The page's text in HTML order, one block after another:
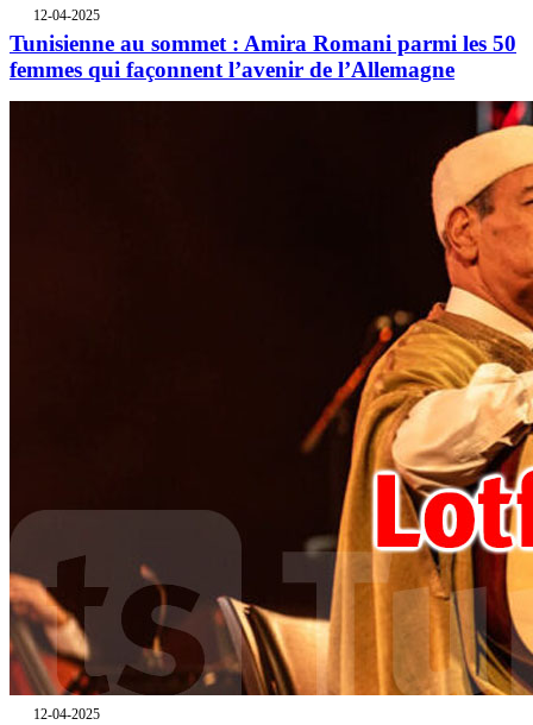
12-04-2025
Tunisienne au sommet : Amira Romani parmi les 50
femmes qui façonnent l’avenir de l’Allemagne
12-04-2025